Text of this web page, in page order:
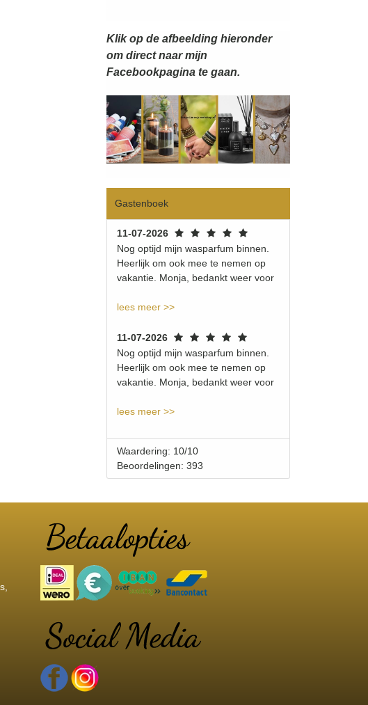
Klik op de afbeelding hieronder
om direct naar mijn
Facebookpagina te gaan.
Gastenboek
11-07-2026
Nog optijd mijn wasparfum binnen.
Heerlijk om ook mee te nemen op
vakantie. Monja, bedankt weer voor
lees meer >>
11-07-2026
Nog optijd mijn wasparfum binnen.
Heerlijk om ook mee te nemen op
vakantie. Monja, bedankt weer voor
lees meer >>
Waardering: 10/10
Beoordelingen: 393